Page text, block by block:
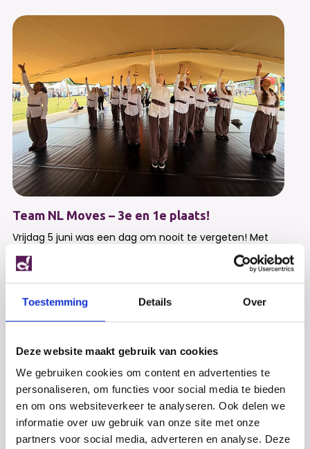
Toestemming Details Over
Deze website maakt gebruik van cookies
We gebruiken cookies om content en advertenties te
personaliseren, om functies voor social media te bieden
en om ons websiteverkeer te analyseren. Ook delen we
informatie over uw gebruik van onze site met onze
partners voor social media, adverteren en analyse. Deze
Team NL Moves – 3e en 1e plaats!
Vrijdag 5 juni was een dag om nooit te vergeten! Met
maar liefst twee Streetdance teams reisden we met
het Stedelijk Dalton College Alkmaar af naar...